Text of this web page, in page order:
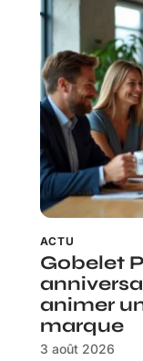
ACTU
Gobelet
animer
marque
3 août 2026